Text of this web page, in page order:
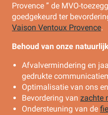
Provence ” de MVO-
goedgekeurd ter
Vaison Ventoux Provence.
Behoud van onze
Afvalvermindering en
gedrukte
Optimalisatie van ons
Bevordering van zachte
Ondersteuning van de